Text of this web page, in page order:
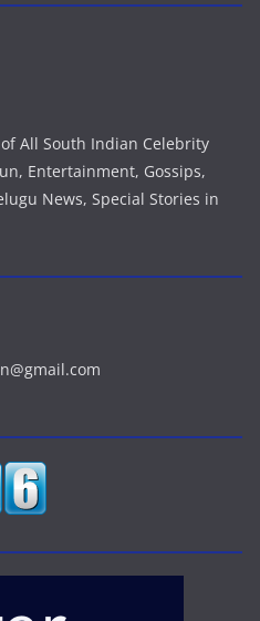
All South Indian Celebrity
Entertainment, Gossips,
News, Special Stories in